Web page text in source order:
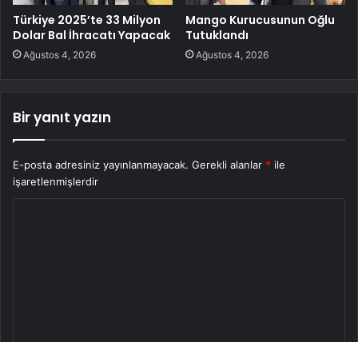
Türkiye 2025’te 33 Milyon
Dolar Bal İhracatı Yapacak
Ağustos 4, 2026
Mango Kurucusunun Oğlu
Tutuklandı
Ağustos 4, 2026
Bir yanıt yazın
E-posta adresiniz yayınlanmayacak. Gerekli alanlar * ile
işaretlenmişlerdir